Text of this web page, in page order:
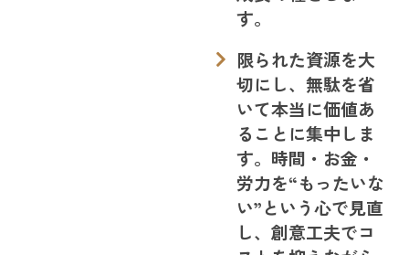
す。
限られた資源を大
切にし、無駄を省
いて本当に価値あ
ることに集中しま
す。時間・お金・
労力を“もったいな
い”という心で見直
し、創意工夫でコ